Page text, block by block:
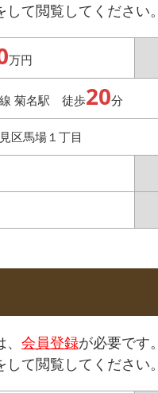
して閲覧してください。
万円
菊名駅 徒歩20分
区馬場１丁目
会員登録が必要です。
して閲覧してください。